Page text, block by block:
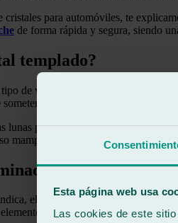
Esta página web usa
Las cookies de este
para automóviles, te
de forma rápida y segura, siendo
templado?
de vidrio que, después de haber
someterse a varias fases, tanto de
lunas para coches, este tipo de
mamparas de ducha, entre otros.
el cristal laminado es el
incondicional dentro de la